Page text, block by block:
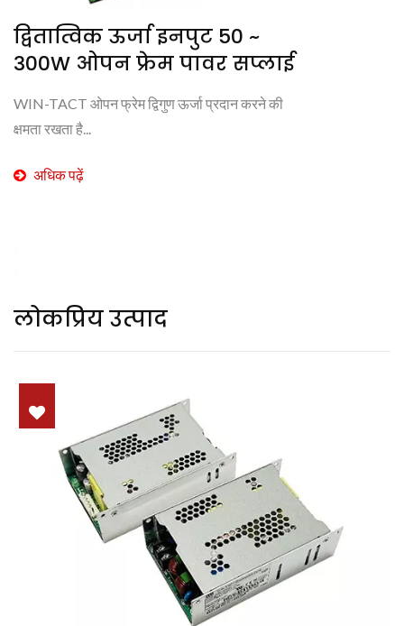
द्वितात्विक ऊर्जा इनपुट 50 ~
300W ओपन फ्रेम पावर सप्लाई
WIN-TACT ओपन फ्रेम द्विगुण ऊर्जा प्रदान करने की
क्षमता रखता है...
अधिक पढ़ें
लोकप्रिय उत्पाद